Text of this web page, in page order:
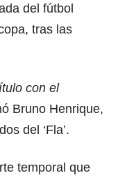
del fútbol
tras las
con el
Bruno Henrique,
del ‘Fla’.
temporal que